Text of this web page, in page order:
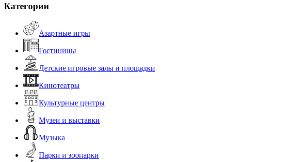
Категории
Азартные игры
Гостиницы
Детские игровые залы и площадки
Кинотеатры
Культурные центры
Музеи и выставки
Музыка
Парки и зоопарки